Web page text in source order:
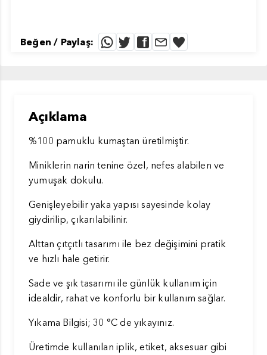
Beğen / Paylaş:
Açıklama
%100 pamuklu kumaştan üretilmiştir.
Miniklerin narin tenine özel, nefes alabilen ve
yumuşak dokulu.
Genişleyebilir yaka yapısı sayesinde kolay
giydirilip, çıkarılabilinir.
Alttan çıtçıtlı tasarımı ile bez değişimini pratik
ve hızlı hale getirir.
Sade ve şık tasarımı ile günlük kullanım için
idealdir, rahat ve konforlu bir kullanım sağlar.
Yıkama Bilgisi; 30 °C de yıkayınız.
Üretimde kullanılan iplik, etiket, aksesuar gibi